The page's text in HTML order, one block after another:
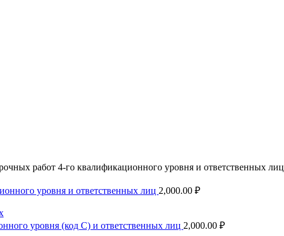
работ 4-го квалификационного уровня и ответственных лиц
уровня и ответственных лиц 2,000.00 ₽
уровня (код С) и ответственных лиц 2,000.00 ₽